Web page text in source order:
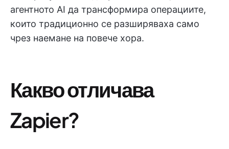
агентното AI да трансформира операциите,
които традиционно се разширяваха само
чрез наемане на повече хора.
Какво отличава
Zapier?